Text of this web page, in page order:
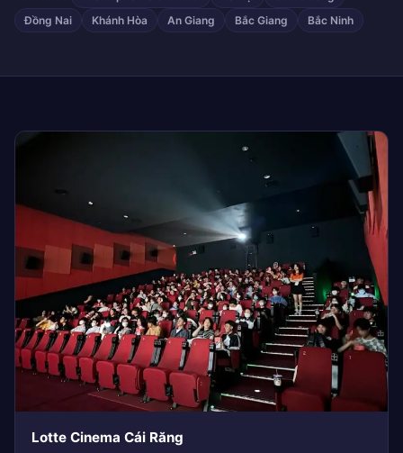
Đồng Nai
Khánh Hòa An Giang Bắc Giang Bắc Ninh
Lotte Cinema Cái Răng